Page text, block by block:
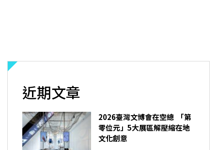
近期文章
2026臺灣文博會在空總 「第
零位元」5大展區解壓縮在地
文化創意